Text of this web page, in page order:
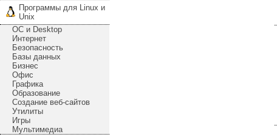
Программы для Linux и
Unix
ОС и Desktop
Интернет
Безопасность
Базы данных
Бизнес
Офис
Графика
Образование
Создание веб-сайтов
Утилиты
Игры
Мультимедиа